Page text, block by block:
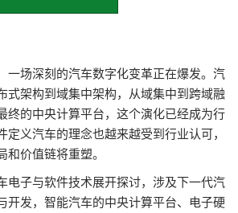
一场深刻的汽车数字化变革正在爆发。汽
式架构到域集中架构，从域集中到跨域融
终的中央计算平台，这个演化已经成为行
定义汽车的理念也越来越受到行业认可，
价值链将重塑。
电子与软件技术展开探讨，涉及下一代汽
开发，智能汽车的中央计算平台、电子硬